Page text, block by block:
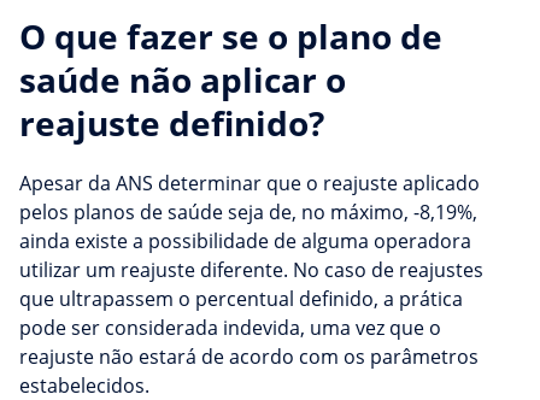
O que fazer se o plano de
saúde não aplicar o
reajuste definido?
Apesar da ANS determinar que o reajuste aplicado
pelos planos de saúde seja de, no máximo, -8,19%,
ainda existe a possibilidade de alguma operadora
utilizar um reajuste diferente. No caso de reajustes
que ultrapassem o percentual definido, a prática
pode ser considerada indevida, uma vez que o
reajuste não estará de acordo com os parâmetros
estabelecidos.